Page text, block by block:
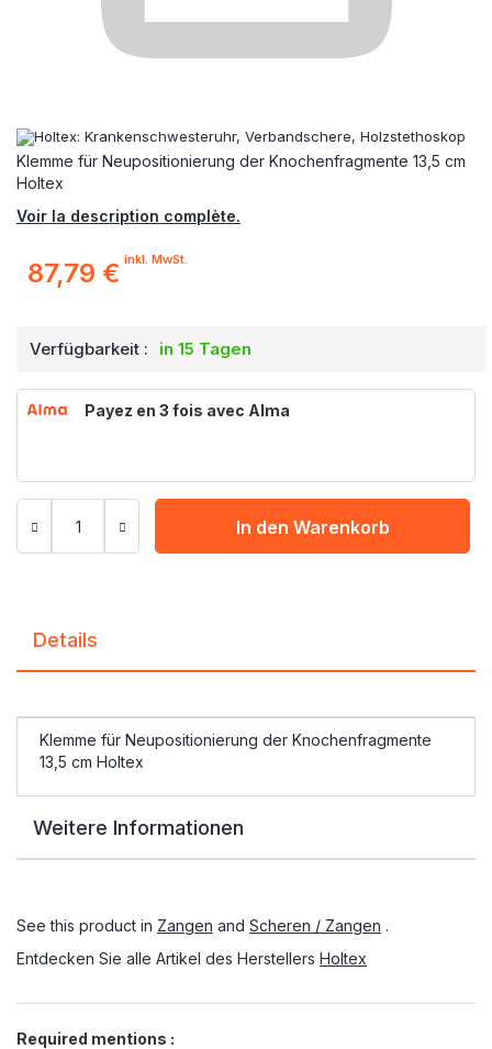
Klemme für Neupositionierung der Knochenfragmente 13,5 cm
Holtex
Voir la description complète.
87,79 € inkl. MwSt.
Verfügbarkeit : in 15 Tagen
Payez en 3 fois avec Alma
In den Warenkorb
Details
Klemme für Neupositionierung der Knochenfragmente
13,5 cm Holtex
Weitere Informationen
See this product in Zangen and Scheren / Zangen .
Entdecken Sie alle Artikel des Herstellers Holtex
Required mentions :